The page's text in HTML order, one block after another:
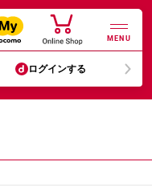
MENU
ログインする